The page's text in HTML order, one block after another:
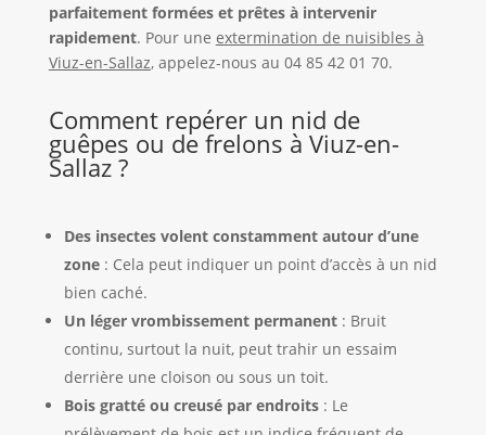
parfaitement formées et prêtes à intervenir
rapidement. Pour une extermination de nuisibles à
Viuz-en-Sallaz, appelez-nous au 04 85 42 01 70.
Comment repérer un nid de
guêpes ou de frelons à Viuz-en-
Sallaz ?
Des insectes volent constamment autour d’une
zone: Cela peut indiquer un point d’accès à un nid
bien caché.
Un léger vrombissement permanent: Bruit
continu, surtout la nuit, peut trahir un essaim
derrière une cloison ou sous un toit.
Bois gratté ou creusé par endroits: Le